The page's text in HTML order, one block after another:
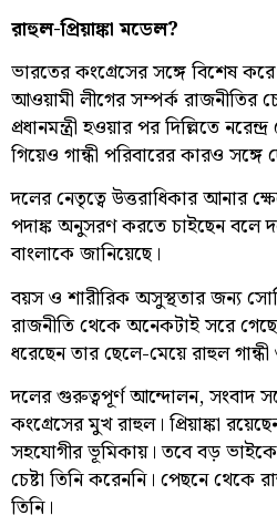
রাহুল-প্রিয়াঙ্কা মডেল?
ভারতের কংগ্রেসের সঙ্গে বিশেষ করে
আওয়ামী লীগের সম্পর্ক রাজনীতির
প্রধানমন্ত্রী হওয়ার পর দিল্লিতে
গিয়েও গান্ধী পরিবারের কারও সঙ্গে
দলের নেতৃত্বে উত্তরাধিকার আনার
পদাঙ্ক অনুসরণ করতে চাইছেন বলে
বাংলাকে জানিয়েছে।
বয়স ও শারীরিক অসুস্থতার জন্য
রাজনীতি থেকে অনেকটাই সরে
ধরেছেন তার ছেলে-মেয়ে রাহুল গান্ধী ও
দলের গুরুত্বপূর্ণ আন্দোলন, সংবাদ
কংগ্রেসের মুখ রাহুল। প্রিয়াঙ্কা
সহযোগীর ভূমিকায়। তবে বড়
চেষ্টা তিনি করেননি। পেছনে থেকে
তিনি।